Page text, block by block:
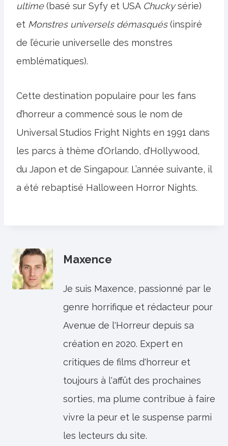
ultime(basé sur Syfy et USA Chuckysérie)
et Monstres universels démasqués(inspiré
de l’écurie universelle des monstres
emblématiques).
Cette destination populaire pour les fans
d’horreur a commencé sous le nom de
Universal Studios Fright Nights en 1991 dans
les parcs à thème d’Orlando, d’Hollywood,
du Japon et de Singapour. L’année suivante, il
a été rebaptisé Halloween Horror Nights.
Maxence
Je suis Maxence, passionné par le
genre horrifique et rédacteur pour
Avenue de l'Horreur depuis sa
création en 2020. Expert en
critiques de films d'horreur et
toujours à l'affût des prochaines
sorties, ma plume contribue à faire
vivre la peur et le suspense parmi
les lecteurs du site.